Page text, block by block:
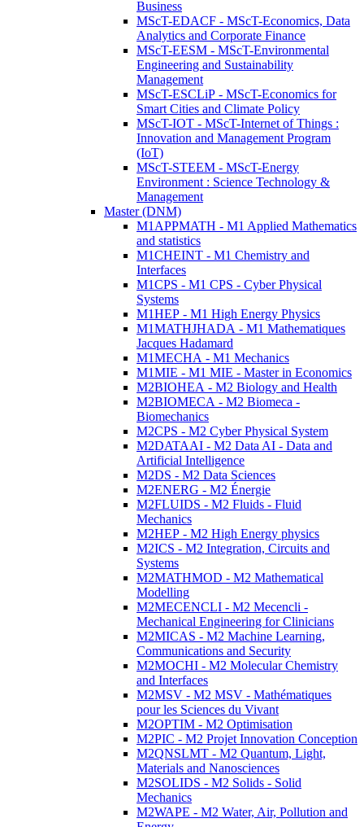
Business
MScT-EDACF - MScT-Economics, Data
Analytics and Corporate Finance
MScT-EESM - MScT-Environmental
Engineering and Sustainability
Management
MScT-ESCLiP - MScT-Economics for
Smart Cities and Climate Policy
MScT-IOT - MScT-Internet of Things :
Innovation and Management Program
(IoT)
MScT-STEEM - MScT-Energy
Environment : Science Technology &
Management
Master (DNM)
M1APPMATH - M1 Applied Mathematics
and statistics
M1CHEINT - M1 Chemistry and
Interfaces
M1CPS - M1 CPS - Cyber Physical
Systems
M1HEP - M1 High Energy Physics
M1MATHJHADA - M1 Mathematiques
Jacques Hadamard
M1MECHA - M1 Mechanics
M1MIE - M1 MIE - Master in Economics
M2BIOHEA - M2 Biology and Health
M2BIOMECA - M2 Biomeca -
Biomechanics
M2CPS - M2 Cyber Physical System
M2DATAAI - M2 Data AI - Data and
Artificial Intelligence
M2DS - M2 Data Sciences
M2ENERG - M2 Énergie
M2FLUIDS - M2 Fluids - Fluid
Mechanics
M2HEP - M2 High Energy physics
M2ICS - M2 Integration, Circuits and
Systems
M2MATHMOD - M2 Mathematical
Modelling
M2MECENCLI - M2 Mecencli -
Mechanical Engineering for Clinicians
M2MICAS - M2 Machine Learning,
Communications and Security
M2MOCHI - M2 Molecular Chemistry
and Interfaces
M2MSV - M2 MSV - Mathématiques
pour les Sciences du Vivant
M2OPTIM - M2 Optimisation
M2PIC - M2 Projet Innovation Conception
M2QNSLMT - M2 Quantum, Light,
Materials and Nanosciences
M2SOLIDS - M2 Solids - Solid
Mechanics
M2WAPE - M2 Water, Air, Pollution and